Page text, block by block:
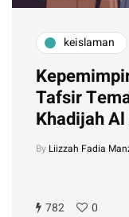
keislaman
Tafsir
Khadijah
By Liizzah Fadia
782 0